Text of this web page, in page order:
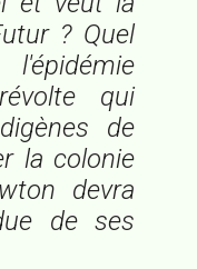
? Quel
qui
de
la colonie
devra
de ses